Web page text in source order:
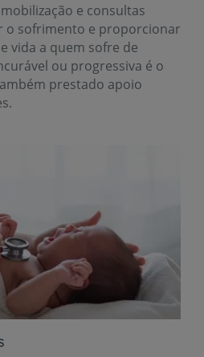
e consultas
o sofrimento e proporcionar
vida a quem sofre de
ou progressiva é o
prestado apoio